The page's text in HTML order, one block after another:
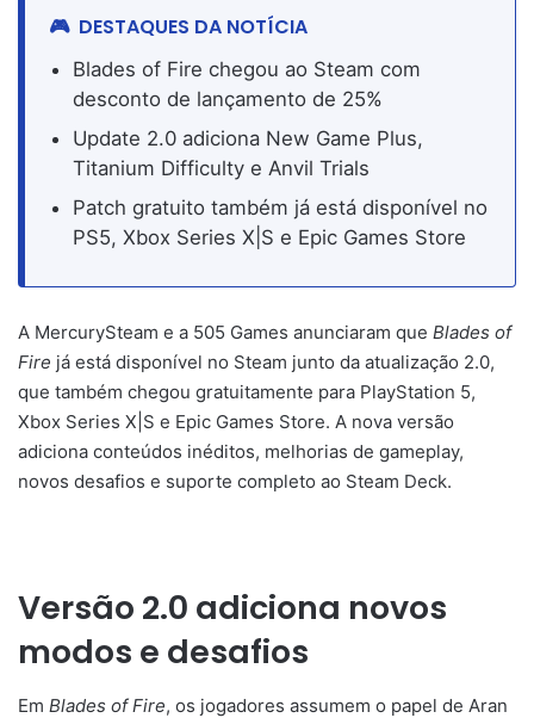
DESTAQUES DA NOTÍCIA
Blades of Fire chegou ao Steam com
desconto de lançamento de 25%
Update 2.0 adiciona New Game Plus,
Titanium Difficulty e Anvil Trials
Patch gratuito também já está disponível no
PS5, Xbox Series X|S e Epic Games Store
A MercurySteam e a 505 Games anunciaram que Blades of
Fire já está disponível no Steam junto da atualização 2.0,
que também chegou gratuitamente para PlayStation 5,
Xbox Series X|S e Epic Games Store. A nova versão
adiciona conteúdos inéditos, melhorias de gameplay,
novos desafios e suporte completo ao Steam Deck.
Versão 2.0 adiciona novos
modos e desafios
Em Blades of Fire, os jogadores assumem o papel de Aran